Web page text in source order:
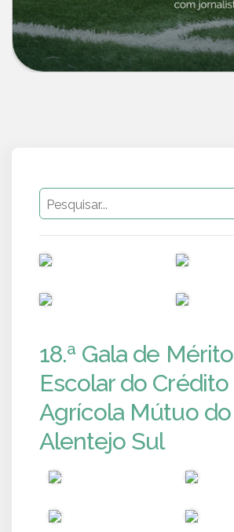
18.ª Gala de Mérito
Escolar do Crédito
Agrícola Mútuo do
Alentejo Sul